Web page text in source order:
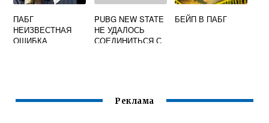
ПАБГ
НЕИЗВЕСТНАЯ
ОШИБКА
PUBG NEW STATE
НЕ УДАЛОСЬ
СОЕДИНИТЬСЯ С
БЕЙП В ПАБГ
Реклама